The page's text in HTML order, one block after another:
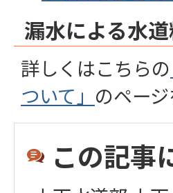
漏水による水
詳しくはこちらの
ついて」 のペー
この記事